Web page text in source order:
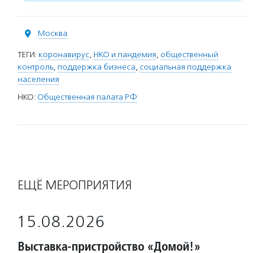
Москва
ТЕГИ: коронавирус, НКО и пандемия, общественный
контроль, поддержка бизнеса, социальная поддержка
населения
НКО: Общественная палата РФ
ЕЩЁ МЕРОПРИЯТИЯ
15.08.2026
Выставка-пристройство «Домой!»